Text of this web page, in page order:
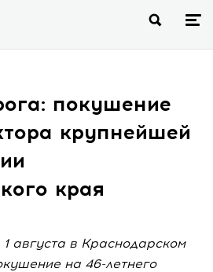
покушение
крупнейшей
края
августа в Краснодарском
на 46-летнего